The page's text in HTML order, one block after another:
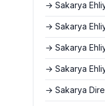
→ Sakarya
→ Sakarya
→ Sakarya
→ Sakarya
→ Sakarya